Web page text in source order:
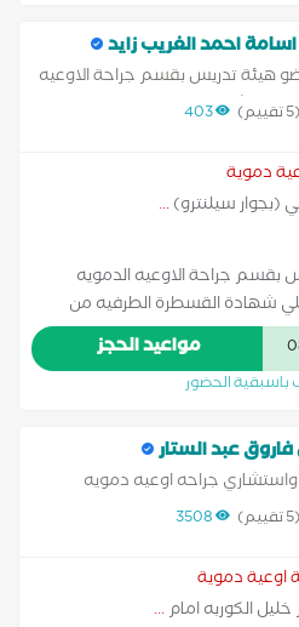
والجروح المزمنة بالاطراف
احمد الغريب زايد
هيئة تدريس بقسم جراحة الاوعيه
عين شمس
(5 تقييم) 403
دموية
(بجوار سيلنترو)...
جراحة الاوعيه الدمويه
شهادة القسطرة الطرفيه من
مواعيد الحجز
الحضور
عبد الستار
جراحه اوعيه دمويه
(5 تقييم) 3508
اوعية دموية
الكوربه امام...